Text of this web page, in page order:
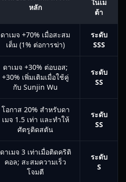
หลัก
ในเม
ต้า
ดาเมจ +70% เมื่อสะสม
เต็ม (1% ต่อการฆ่า)
ระดับ
SSS
ดาเมจ +30% ต่อบอส;
+30% เพิ่มเติมเมื่อใช้คู่
กับ Sunjin Wu
ระดับ
SS
โอกาส 20% สำหรับดา
เมจ 1.5 เท่า และทำให้
ศัตรูติดสตัน
ระดับ
SS
ดาเมจ 3 เท่าเมื่อติดคริติ
คอล; สะสมความเร็ว
โจมตี
ระดับ
S